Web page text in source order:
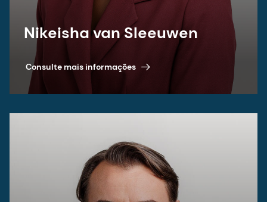
Nikeisha van Sleeuwen
Consulte mais informações